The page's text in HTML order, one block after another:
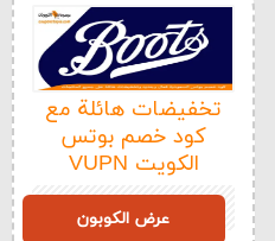
تخفيضات هائلة مع
كود خصم بوتس
الكويت VUPN
عرض الكوبون